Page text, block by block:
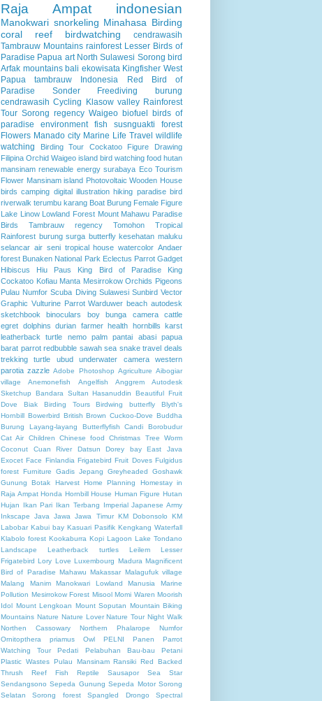
Raja Ampat indonesian
Manokwari snorkeling Minahasa Birding
coral reef
birdwatching
cendrawasih
Tambrauw Mountains rainforest Lesser Birds of
Paradise Papua art North Sulawesi Sorong bird
Arfak mountains bali ekowisata Kingfisher West
Papua
tambrauw Indonesia
Red Bird of
Paradise
Sonder Freediving
burung
cendrawasih Cycling Klasow valley Rainforest
Tour Sorong regency Waigeo biofuel birds of
paradise
environment fish
susnguakti forest
Flowers Manado city Marine Life Travel wildlife
watching
Birding Tour Cockatoo
Figure Drawing
Filipina Orchid Waigeo island bird watching food hutan
mansinam renewable energy surabaya Eco Tourism
Flower Mansinam island Photovoltaic Wooden House
birds camping digital illustration hiking paradise bird
riverwalk terumbu karang Boat Burung Female Figure
Lake Linow Lowland Forest Mount Mahawu Paradise
Birds
Tambrauw regency Tomohon
Tropical
Rainforest burung surga butterfly kesehatan maluku
selancar air seni tropical house watercolor Andaer
forest Bunaken National Park Eclectus Parrot Gadget
Hibiscus
Hiu Paus King Bird of Paradise
King
Cockatoo Kofiau Manta Mesirrokow Orchids Pigeons
Pulau Numfor Scuba Diving Sulawesi Sunbird Vector
Graphic Vulturine Parrot Warduwer beach autodesk
sketchbook
binoculars boy bunga camera
cattle
egret dolphins durian farmer health hornbills karst
leatherback turtle
nemo palm pantai abasi
papua
barat parrot redbubble sawah sea snake travel deals
trekking
turtle ubud underwater camera
western
parotia zazzle Adobe Photoshop Agriculture Aibogiar
village
Anemonefish Angelfish Anggrem
Autodesk
Sketchup
Bandara Sultan Hasanuddin
Beautiful Fruit
Dove
Biak Birding Tours Birdwing butterfly
Blyth's
Hornbill Bowerbird British Brown Cuckoo-Dove Buddha
Burung Layang-layang
Butterflyfish
Candi Borobudur
Cat Air
Children Chinese food
Christmas Tree Worm
Coconut
Cuan River Datsun Dorey bay
East Java
Exocet Face Finlandia Frigatebird Fruit Doves Fulgidus
forest Furniture Gadis Jepang
Greyheaded Goshawk
Gunung Botak
Harvest Home Planning
Homestay in
Raja Ampat Honda Hornbill House Human Figure Hutan
Hujan
Ikan Pari Ikan Terbang
Imperial Japanese Army
Inkscape
Java Jawa Jawa Timur KM Dobonsolo
KM
Labobar Kabui bay Kasuari Pasifik Kengkang Waterfall
Klabolo forest Kookaburra Kopi Lagoon Lake Tondano
Landscape
Leatherback turtles Leilem
Lesser
Frigatebird Lory Love Luxembourg Madura Magnificent
Bird of Paradise Mahawu Makassar Malagufuk village
Malang
Manim Manokwari Lowland Manusia
Marine
Pollution Mesirrokow Forest Misool Momi Waren Moorish
Idol Mount Lengkoan Mount Soputan Mountain Biking
Mountains Nature Nature Lover Nature Tour Night Walk
Northen Cassowary
Northern Phalarope
Numfor
Ornitopthera priamus
Owl PELNI Panen
Parrot
Watching Tour
Pedati Pelabuhan Bau-bau
Petani
Plastic Wastes Pulau Mansinam Ransiki Red Backed
Thrush
Reef Fish Reptile Sausapor
Sea Star
Sendangsono Sepeda Gunung Sepeda Motor Sorong
Selatan
Sorong forest Spangled Drongo
Spectral